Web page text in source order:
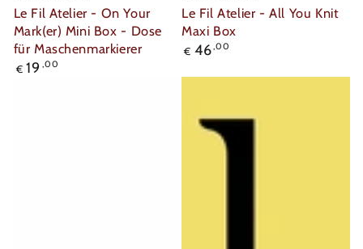
Le Fil Atelier - On Your
Mark(er) Mini Box - Dose
für Maschenmarkierer
Regulärer
€ 19 ,00
Le Fil Atelier - All You Knit
Maxi Box
Regulärer
€ 46,00